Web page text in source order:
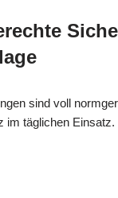
sind voll
im täglichen Einsatz.